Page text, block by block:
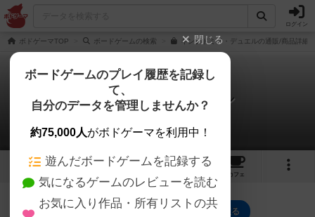
ログイン
ボドゲーマTOP ボードゲームの検索 キングドミノ・デュエルの通販/商品詳細
キングドミノ・デュエル
0件の戦略やコツ
2 2
カフェ
キングドミノ・デュエルのトップに戻る
閉じる
ボードゲームのプレイ履歴を記録し
て、
自分のデータを管理しませんか？
約75,000人がボドゲーマを利用中！
遊んだボードゲームを記録する
気になるゲームのレビューを読む
お気に入り作品・所有リストの共